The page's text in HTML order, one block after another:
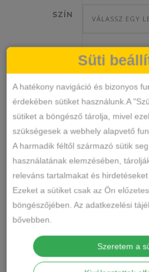
SZÍN VÁLASSZ EGY
SKU 70109
KATEGÓRIÁK Alsónemű,
CÍMKÉK
MEGOSZTÁS
TOVÁBBI
Süti
A hatékony navigáció és bizonyos
érdekében sütiket használunk.A
sütiket a böngésző tárolja, mivel
szükségesek a webhely alapvető
A harmadik féltől származó sütik
használatának elemzésében,
releváns tartalmakat és
Ezeket a sütiket csak az Ön
böngészőjében. Az adatkezelési
bővebben.
Szeretem a